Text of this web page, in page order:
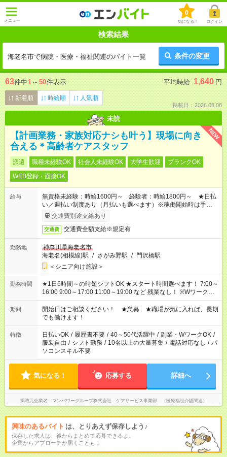
メニュー
0
気になる！ ログイン
検索結果
海老名市で病院・医療・福祉関連のバイト一覧 条件の変更
63件中1 ～ 50件表示 平均時給: 1,640 円
新着順 時給順 人気順
掲載日：2026.08.08
未読
NEW
【計画業務・家族対応ナシも叶う】現場に向き
合える＊高齢者ケアスタッフ
派遣 職種未経験OK 社会人未経験OK 大学生歓迎
ブランクOK
WEB登録・面接OK
給与
無資格未経験：時給1600円～ 経験者：時給1800円～ ★日払
い／週払い制度あり（月払いも選べます）※稼働開始時は手続き
完了次第のお支払いとなります。
交通費別途支給あり
交通費 交通費全額支給※規定有
勤務地
神奈川県海老名市
海老名(相模線)駅 / さがみ野駅 / 門沢橋駅
＜シニア向け施設＞
勤務時間
★1日6時間～の時短シフトOK ★スタート時間選べます！ 7:00～
16:00 9:00～17:00 11:00～19:00 など 残業なし！ ※Wワークの
場合、他のお仕事と合わせ週40時間超の就業はご案内できませ
ん ※法令に基づき、週20時間以上勤務は社会保険への加入対象
となります ※労働者派遣法（日雇い派遣の原則禁止）により、
短時間・短期間の就業はご案内が難しい場合があります
期間
開始日はご相談ください！ ★急募 ★職場が気に入れば、長期
でも働けます！
特徴 日払いOK / 履歴書不要 / 40～50代活躍中 / 副業・WワークOK /
服装自由 / シフト勤務 / 10名以上の大量募集 / 電話対応なし / パ
ソコンスキル不要
気になる！ 応募する 詳細へ
掲載元企業名 マンパワーグループ株式会社 ケアサービス事業部 （医療福祉介護関連）
興味のあるバイト は、とりあえず保存しよう♪
保存した求人は、後からまとめて応募できるよ。
企業からアプローチが届くことも！